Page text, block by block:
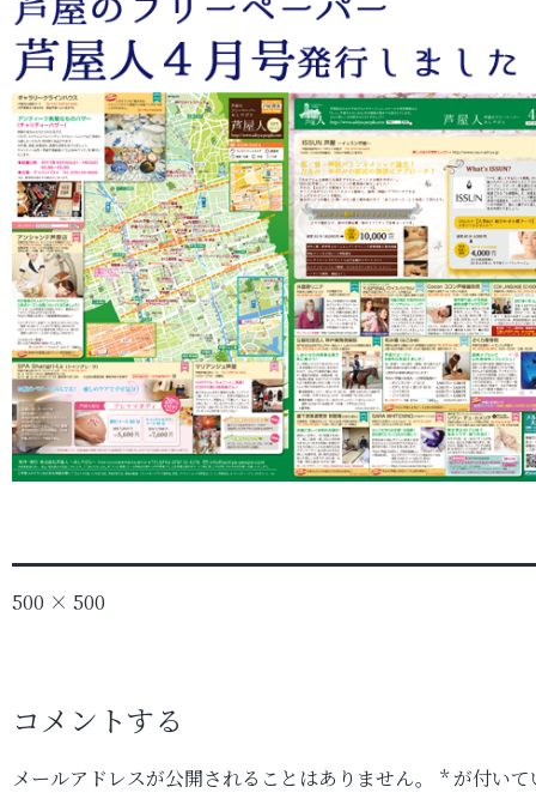
フ
ズ
500 × 500
コメントする
メールアドレスが公開されることはありません。 *が付いて